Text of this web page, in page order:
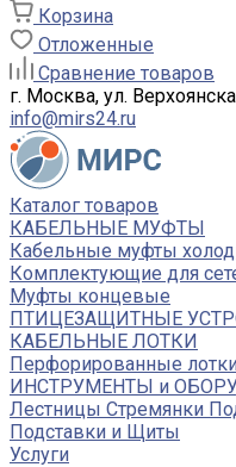
Корзина
Отложенные
Сравнение товаров
г. Москва, ул.
info@mirs24.ru
Каталог товаров
КАБЕЛЬНЫЕ МУФТЫ
Кабельные муфты
Комплектующие для
Муфты концевые
ПТИЦЕЗАЩИТНЫЕ
КАБЕЛЬНЫЕ ЛОТКИ
Перфорированные
ИНСТРУМЕНТЫ и
Лестницы Стремянки
Подставки и Щиты
Услуги